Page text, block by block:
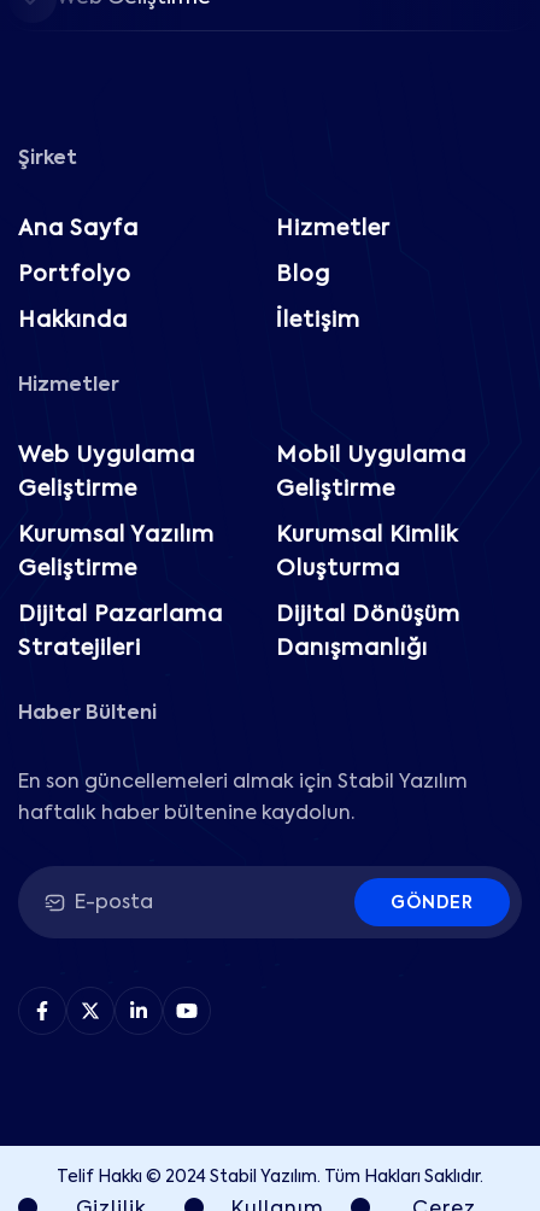
Şirket
Ana Sayfa Hizmetler
Portfolyo Blog
Hakkında İletişim
Hizmetler
Web Uygulama
Geliştirme
Mobil Uygulama
Geliştirme
Kurumsal Yazılım
Geliştirme
Kurumsal Kimlik
Oluşturma
Dijital Pazarlama
Stratejileri
Dijital Dönüşüm
Danışmanlığı
Haber Bülteni
En son güncellemeleri almak için Stabil Yazılım
haftalık haber bültenine kaydolun.
GÖNDER
Telif Hakkı © 2024 Stabil Yazılım. Tüm Hakları Saklıdır.